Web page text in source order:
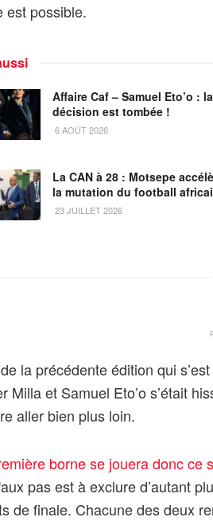
est possible.
Affaire Caf – Samuel Eto’o : la
décision est tombée !
6 AOÛT 2026
La CAN à 28 : Motsepe
la mutation du football
23 JUILLET 2026
la précédente édition qui
Milla et Samuel Eto’o s’était
aller bien plus loin.
borne se jouera donc ce
pas est à exclure d’autant
de finale. Chacune des deux